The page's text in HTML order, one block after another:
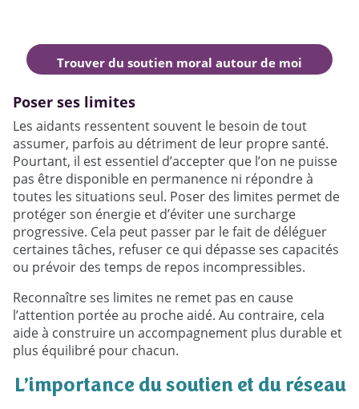
Trouver du soutien moral autour de moi
Poser ses limites
Les aidants ressentent souvent le besoin de tout
assumer, parfois au détriment de leur propre santé.
Pourtant, il est essentiel d’accepter que l’on ne puisse
pas être disponible en permanence ni répondre à
toutes les situations seul. Poser des limites permet de
protéger son énergie et d’éviter une surcharge
progressive. Cela peut passer par le fait de déléguer
certaines tâches, refuser ce qui dépasse ses capacités
ou prévoir des temps de repos incompressibles.
Reconnaître ses limites ne remet pas en cause
l’attention portée au proche aidé. Au contraire, cela
aide à construire un accompagnement plus durable et
plus équilibré pour chacun.
L’importance du soutien et du réseau